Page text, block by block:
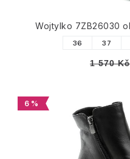
Wojtylko 7ZB26030
36 37
1 570 Kč
6 %